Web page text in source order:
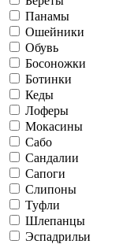
Панамы
Ошейники
Обувь
Босоножки
Ботинки
Кеды
Лоферы
Мокасины
Сабо
Сандалии
Сапоги
Слипоны
Туфли
Шлепанцы
Эспадрильи